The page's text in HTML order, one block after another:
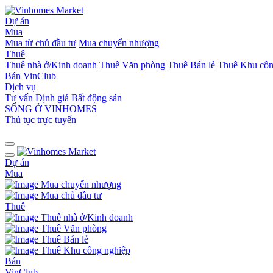
Dự án
Mua
Mua từ chủ đầu tư Mua chuyển nhượng
Thuê
Thuê nhà ở/Kinh doanh Thuê Văn phòng Thuê Bán lẻ Thuê Khu
Bán VinClub
Dịch vụ
Tư vấn Định giá Bất động sản
SỐNG Ở VINHOMES
Thủ tục trực tuyến
Dự án
Mua
Mua chuyển nhượng
Mua chủ đầu tư
Thuê
Thuê nhà ở/Kinh doanh
Thuê Văn phòng
Thuê Bán lẻ
Thuê Khu công nghiệp
Bán